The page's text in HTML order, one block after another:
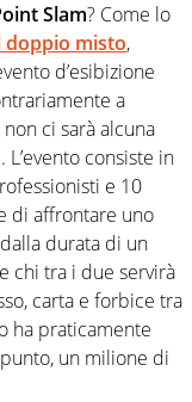
Slam? Come lo
misto,
d’esibizione
a
ci sarà alcuna
consiste in
e 10
di affrontare uno
durata di un
chi tra i due servirà
carta e forbice tra
ha praticamente
un milione di